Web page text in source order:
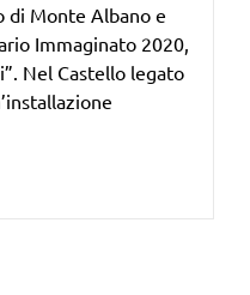
di Monte Albano e
Immaginato 2020,
Nel Castello legato